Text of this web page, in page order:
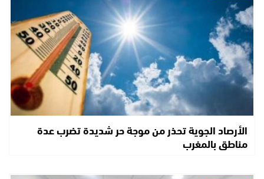
الأرصاد الجوية تحذر من موجة حر شديدة تضرب عدة
مناطق بالمغرب